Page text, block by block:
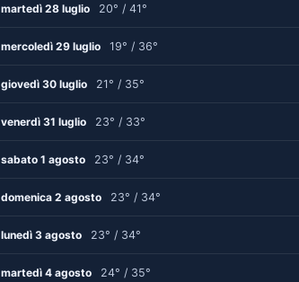
martedì 28 luglio 20° / 41°
mercoledì 29 luglio 19° / 36°
giovedì 30 luglio 21° / 35°
venerdì 31 luglio 23° / 33°
sabato 1 agosto 23° / 34°
domenica 2 agosto 23° / 34°
lunedì 3 agosto 23° / 34°
martedì 4 agosto 24° / 35°